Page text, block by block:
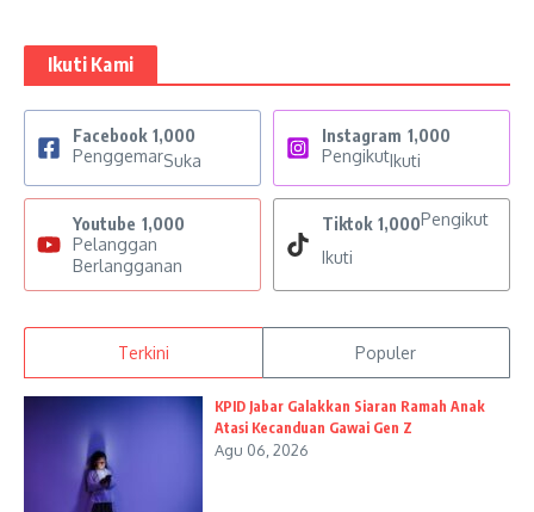
Ikuti Kami
Facebook 1,000
PenggemarSuka
Instagram 1,000
PengikutIkuti
Youtube 1,000
Pelanggan
Berlangganan
Tiktok 1,000Pengikut
Ikuti
Terkini Populer
KPID Jabar Galakkan Siaran Ramah Anak
Atasi Kecanduan Gawai Gen Z
Agu 06, 2026